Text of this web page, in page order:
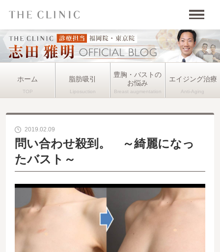
ホーム 脂肪吸引
豊胸・バストの
お悩み
エイジング治療
2019.02.09
問い合わせ殺到。 ～綺麗になっ
たバスト～